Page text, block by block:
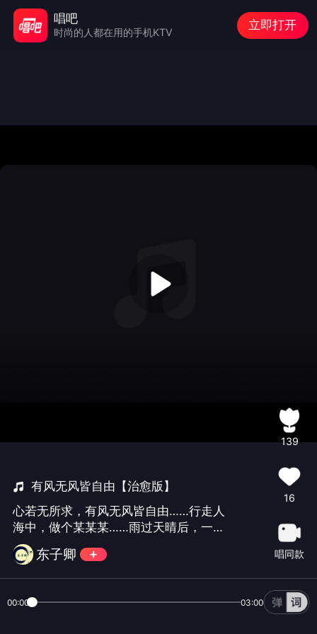
有风无风皆自由【治愈版】
心若无所求，有风无风皆自由……行走人
海中，做个某某某……雨过天晴后，一路
花开一路走。愿梦儿健康平安！愿我们
自由快乐！
东子卿
139
16
唱同款
00:00 03:00
唱吧
时尚的人都在用的手机KTV
立即打开